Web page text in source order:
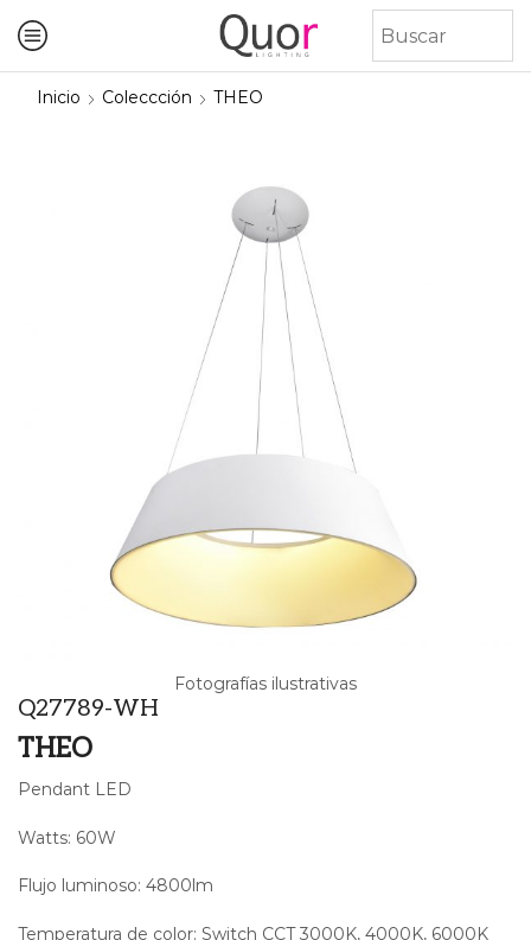
Inicio Coleccción THEO
Fotografías ilustrativas
Q27789-WH
THEO
Pendant LED
Watts: 60W
Flujo luminoso: 4800lm
Temperatura de color: Switch CCT 3000K, 4000K, 6000K